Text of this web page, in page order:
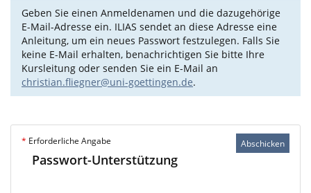
Geben Sie einen Anmeldenamen und die dazugehörige
E-Mail-Adresse ein. ILIAS sendet an diese Adresse eine
Anleitung, um ein neues Passwort festzulegen. Falls Sie
keine E-Mail erhalten, benachrichtigen Sie bitte Ihre
Kursleitung oder senden Sie ein E-Mail an
christian.fliegner@uni-goettingen.de.
Abschicken
* Erforderliche Angabe
Passwort-Unterstützung